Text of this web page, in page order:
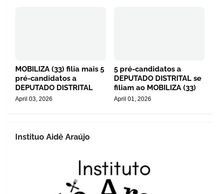
MOBILIZA (33) filia mais 5
pré-candidatos a
DEPUTADO DISTRITAL
April 03, 2026
5 pré-candidatos a
DEPUTADO DISTRITAL se
filiam ao MOBILIZA (33)
April 01, 2026
Instituo Aidê Araújo